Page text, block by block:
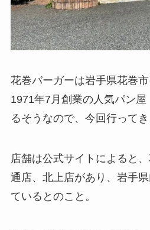
花巻バーガーは岩手県花巻市
1971年7月創業の人気パン屋
るそうなので、今回行ってき
店舗は公式サイトによると
通店、北上店があり、岩手
ているとのこと。